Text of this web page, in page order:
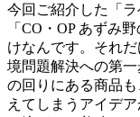
今回ご紹介した「
「CO・OP あずみ
けなんです。それ
境問題解決への第
の回りにある商品
えてしまうアイデ